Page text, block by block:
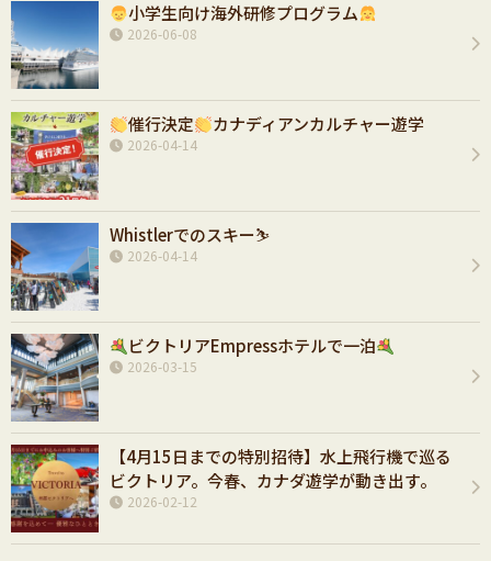
小学生向け海外研修プログラム
2026-06-08
催行決定 カナディアンカルチャー遊学
2026-04-14
Whistlerでのスキー⛷️
2026-04-14
ビクトリアEmpressホテルで一泊
2026-03-15
【4月15日までの特別招待】水上飛行機で巡る
ビクトリア。今春、カナダ遊学が動き出す。
2026-02-12